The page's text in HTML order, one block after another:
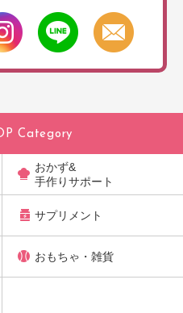
Category
おかず&
手作りサポート
サプリメント
おもちゃ・雑貨